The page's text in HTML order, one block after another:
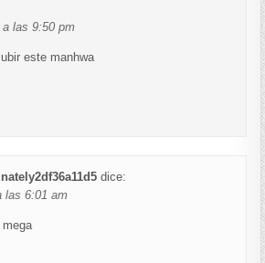
las 9:50 pm
este manhwa
dice:
las 6:01 am